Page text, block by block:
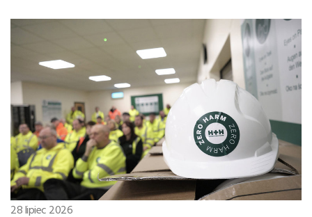
28 lipiec 2026